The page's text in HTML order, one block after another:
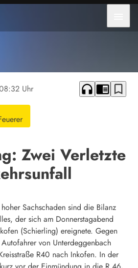
Uhr headphones chrome_reader_mode bookmark_border
Zwei Verletzte
Sachschaden sind die Bilanz
der sich am Donnerstagabend
(Schierling) ereignete. Gegen
von Unterdeggenbach
R40 nach Inkofen. In der